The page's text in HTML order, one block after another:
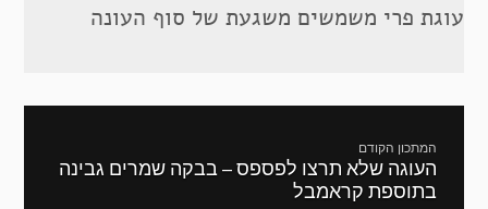
עוגת פרי משמשים משגעת של סוף העונה
המתכון הקודם
מתכון
קודם:
העוגה שלא תרצו לפספס – בבקה שמרים גבינה
בתוספת קראמבל